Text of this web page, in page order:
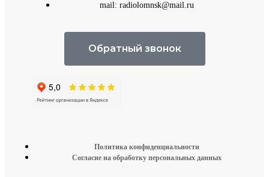
mail: radiolomnsk@mail.ru
Обратный звонок
Политика конфиденциальности
Согласие на обработку персональных данных